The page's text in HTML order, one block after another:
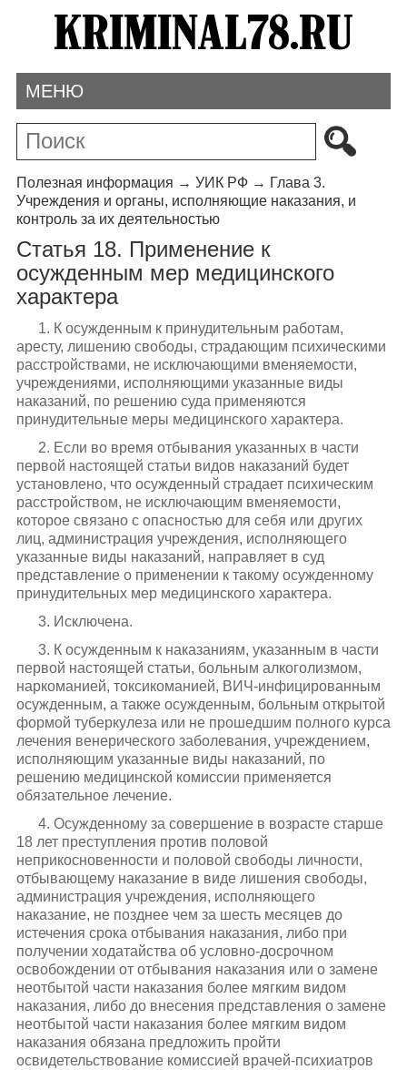
МЕНЮ
Полезная информация → УИК РФ→ Глава 3.
Учреждения и органы, исполняющие наказания, и
контроль за их деятельностью
Статья 18. Применение к
осужденным мер медицинского
характера
1. К осужденным к принудительным работам,
аресту, лишению свободы, страдающим психическими
расстройствами, не исключающими вменяемости,
учреждениями, исполняющими указанные виды
наказаний, по решению суда применяются
принудительные меры медицинского характера.
2. Если во время отбывания указанных в части
первой настоящей статьи видов наказаний будет
установлено, что осужденный страдает психическим
расстройством, не исключающим вменяемости,
которое связано с опасностью для себя или других
лиц, администрация учреждения, исполняющего
указанные виды наказаний, направляет в суд
представление о применении к такому осужденному
принудительных мер медицинского характера.
3. Исключена.
3. К осужденным к наказаниям, указанным в части
первой настоящей статьи, больным алкоголизмом,
наркоманией, токсикоманией, ВИЧ-инфицированным
осужденным, а также осужденным, больным открытой
формой туберкулеза или не прошедшим полного курса
лечения венерического заболевания, учреждением,
исполняющим указанные виды наказаний, по
решению медицинской комиссии применяется
обязательное лечение.
4. Осужденному за совершение в возрасте старше
18 лет преступления против половой
неприкосновенности и половой свободы личности,
отбывающему наказание в виде лишения свободы,
администрация учреждения, исполняющего
наказание, не позднее чем за шесть месяцев до
истечения срока отбывания наказания, либо при
получении ходатайства об условно-досрочном
освобождении от отбывания наказания или о замене
неотбытой части наказания более мягким видом
наказания, либо до внесения представления о замене
неотбытой части наказания более мягким видом
наказания обязана предложить пройти
освидетельствование комиссией врачей-психиатров